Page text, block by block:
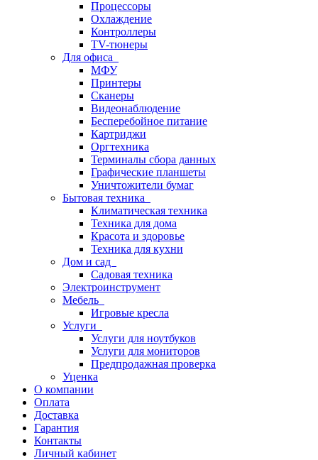
Процессоры
Охлаждение
Контроллеры
TV-тюнеры
Для офиса
МФУ
Принтеры
Сканеры
Видеонаблюдение
Бесперебойное питание
Картриджи
Оргтехника
Терминалы сбора данных
Графические планшеты
Уничтожители бумаг
Бытовая техника
Климатическая техника
Техника для дома
Красота и здоровье
Техника для кухни
Дом и сад
Садовая техника
Электроинструмент
Мебель
Игровые кресла
Услуги
Услуги для ноутбуков
Услуги для мониторов
Предпродажная проверка
Уценка
О компании
Оплата
Доставка
Гарантия
Контакты
Личный кабинет